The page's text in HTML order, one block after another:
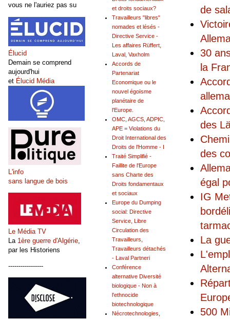
de
30
la
des
des
égal
IG
La
500
et droits sociaux?
Travailleurs "libres"
nomades et lésés -
Directive Service -
Les affaires Rüffert,
Laval, Vaxholm
Accords de
Partenariat
Economique ou le
nouvel égoïsme
planétaire de
l'Europe.
OMC, AGCS, ADPIC,
APE = Violations du
Droit International des
Droits de l'Homme - I
Traité Simplifié -
Faillite de l'Europe
sans Charte des
Droits fondamentaux
et sociaux
Europe du Dumping
social: Directive
Service, Libre
Circulation des
Travailleurs,
Travailleurs détachés
- Laval Partneri
Conférence
alternative Diversité
biologique - Non à
l'ethnocide
biotechnologique
Nécrotechnologies,
vous ne l'auriez pas su
Élucid
Demain se comprend
aujourd'hui
et Élucid Média
L'info
sans langue de bois
Le Média TV
La 1ère guerre d'Algérie
par les Historiens
-----------------